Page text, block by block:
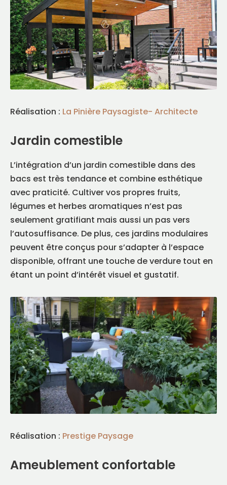
Réalisation : La Pinière Paysagiste- Architecte
Jardin comestible
L’intégration d’un jardin comestible dans des
bacs est très tendance et combine esthétique
avec praticité. Cultiver vos propres fruits,
légumes et herbes aromatiques n’est pas
seulement gratifiant mais aussi un pas vers
l’autosuffisance. De plus, ces jardins modulaires
peuvent être conçus pour s’adapter à l’espace
disponible, offrant une touche de verdure tout en
étant un point d’intérêt visuel et gustatif.
Réalisation : Prestige Paysage
Ameublement confortable